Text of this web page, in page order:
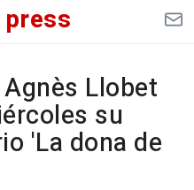
press
Llobet
su
'La dona de